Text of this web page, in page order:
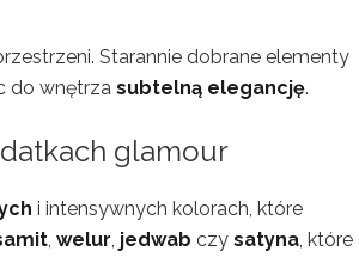
Starannie dobrane elementy
do wnętrza subtelną elegancję.
glamour
i intensywnych kolorach, które
welur jedwab czy satyna , które